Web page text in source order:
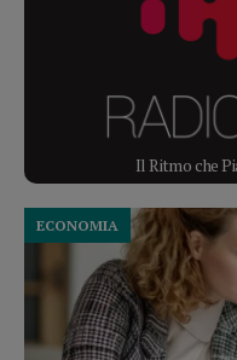
Il Ritmo che
ECONOMIA